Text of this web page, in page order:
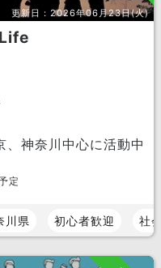
更新日：2026年06月23日(火)
神奈川中心に活動中
定
川県 初心者歓迎 社